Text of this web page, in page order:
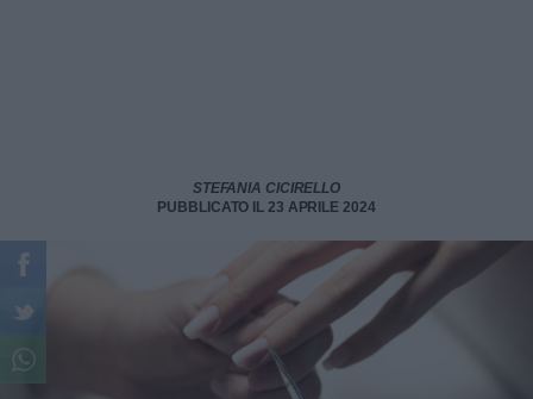
STEFANIA CICIRELLO
PUBBLICATO IL 23 APRILE 2024